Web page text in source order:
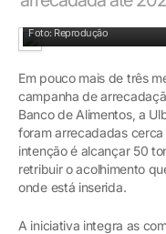
Foto: Reprodução
Em pouco mais de três
campanha de
Banco de Alimentos, a
foram arrecadadas
intenção é alcançar 50
retribuir o acolhimento
onde está inserida.
A iniciativa integra as